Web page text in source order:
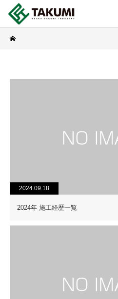
2024.09.18
2024年 施工経歴一覧